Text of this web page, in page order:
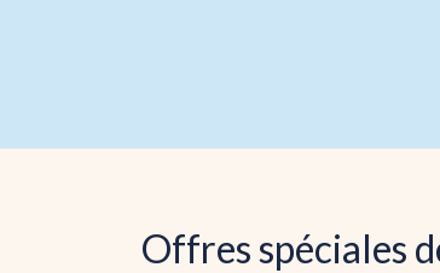
Offres spéciales